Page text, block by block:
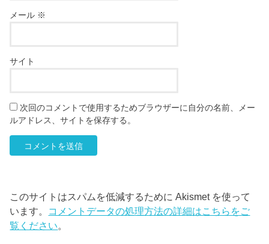
メール ※
サイト
次回のコメントで使用するためブラウザーに自分の名前、メー
ルアドレス、サイトを保存する。
このサイトはスパムを低減するために Akismet を使って
います。 コメントデータの処理方法の詳細はこちらをご
覧ください